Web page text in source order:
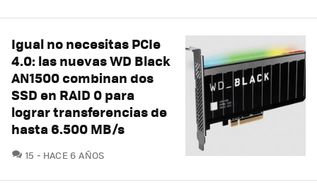
Igual no necesitas PCIe
4.0: las nuevas WD Black
AN1500 combinan dos
SSD en RAID 0 para
lograr transferencias de
hasta 6.500 MB/s
15 COMENTARIOS
HACE 6 AÑOS